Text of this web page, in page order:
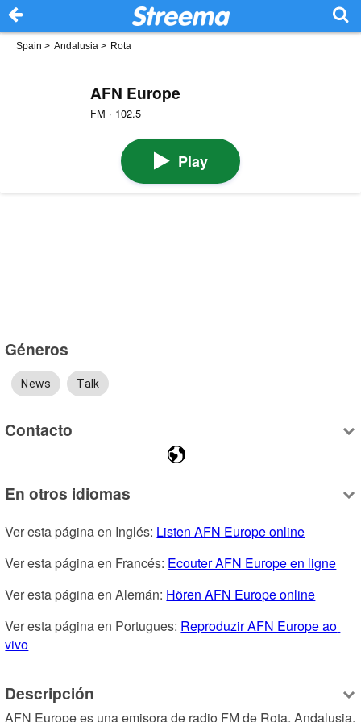
Spain > Andalusia > Rota
AFN Europe
FM · 102.5
Play
Géneros
News Talk
Contacto
En otros idiomas
Ver esta página en Inglés: Listen AFN Europe online
Ver esta página en Francés: Ecouter AFN Europe en ligne
Ver esta página en Alemán: Hören AFN Europe online
Ver esta página en Portugues: Reproduzir AFN Europe ao
vivo
Descripción
AFN Europe es una emisora de radio FM de Rota, Andalusia,